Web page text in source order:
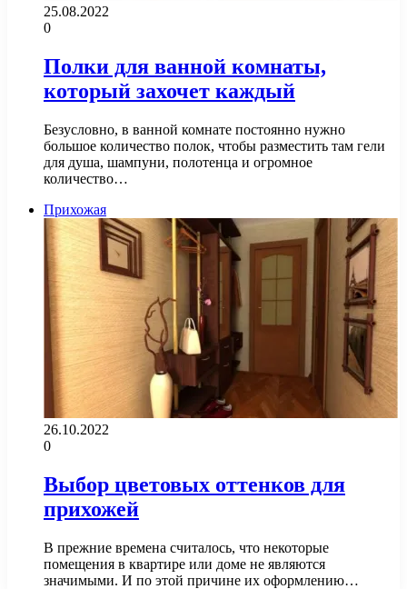
25.08.2022
0
Полки для ванной комнаты,
который захочет каждый
Безусловно, в ванной комнате постоянно нужно
большое количество полок, чтобы разместить там гели
для душа, шампуни, полотенца и огромное
количество…
Прихожая
26.10.2022
0
Выбор цветовых оттенков для
прихожей
В прежние времена считалось, что некоторые
помещения в квартире или доме не являются
значимыми. И по этой причине их оформлению…